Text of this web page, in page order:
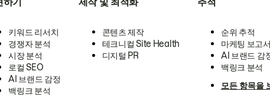
키워드 리서치
경쟁자 분석
시장 분석
로컬 SEO
AI 브랜드 감정
백링크 분석
콘텐츠 제작
테크니컬 Site Health
디지털 PR
순위 추적
마케팅 보고
AI 브랜드 감
백링크 분석
모든 항목을